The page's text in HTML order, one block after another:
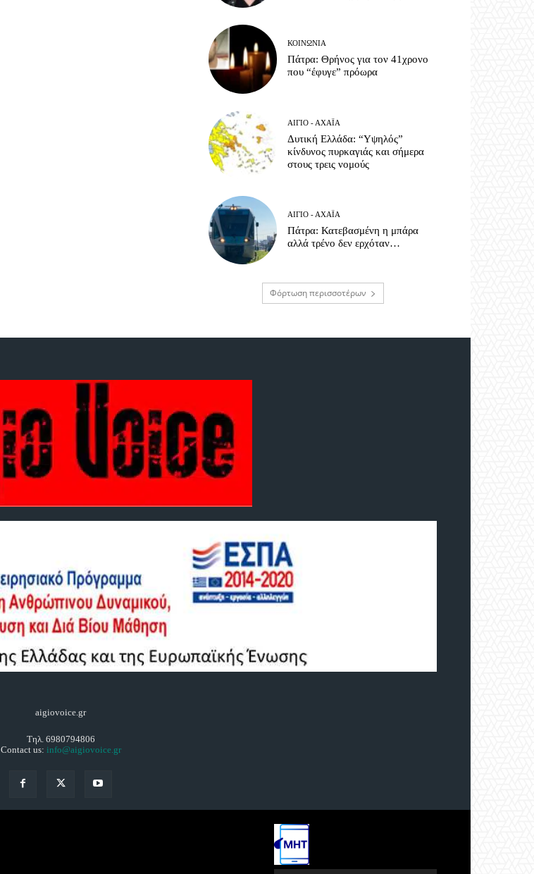
ΚΟΙΝΩΝΊΑ
Πάτρα: Θρήνος για τον 41χρονο
που “έφυγε” πρόωρα
ΑΊΓΙΟ - ΑΧΑΪ́Α
Δυτική Ελλάδα: “Υψηλός”
κίνδυνος πυρκαγιάς και σήμερα
στους τρεις νομούς
ΑΊΓΙΟ - ΑΧΑΪ́Α
Πάτρα: Κατεβασμένη η μπάρα
αλλά τρένο δεν ερχόταν…
Φόρτωση περισσοτέρων
aigiovoice.gr
Τηλ. 6980794806
Contact us: info@aigiovoice.gr